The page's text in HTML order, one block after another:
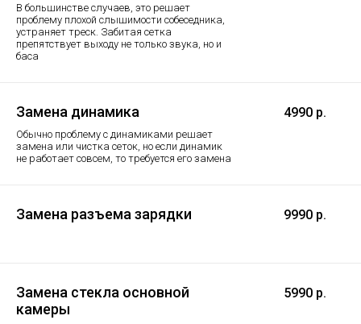
В большинстве случаев, это решает
проблему плохой слышимости собеседника,
устраняет треск. Забитая сетка
препятствует выходу не только звука, но и
баса
Замена динамика
Обычно проблему с динамиками решает
замена или чистка сеток, но если динамик
не работает совсем, то требуется его замена
4990 р.
Замена разъема зарядки 9990 р.
Замена стекла основной
камеры
5990 р.